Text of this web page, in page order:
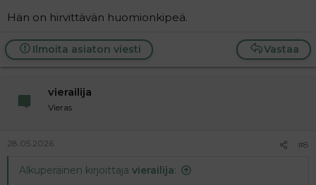
Hän on hirvittävän huomionkipeä.
Vastaa
Ilmoita asiaton viesti
vierailija
Vieras
28.05.2026 #8
Alkuperäinen kirjoittaja vierailija: